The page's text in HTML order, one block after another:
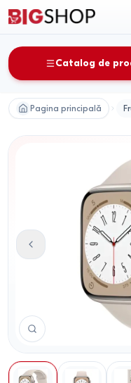
Catalog de
Pagina principală